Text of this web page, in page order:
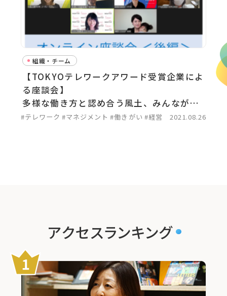
組織・チーム
【TOKYOテレワークアワード受賞企業によ
る座談会】
多様な働き方と認め合う風土、みんなが働
きやすい職場で生産性を向上させる／後編
#テレワーク #マネジメント #働きがい #経営 2021.08.26
アクセスランキング